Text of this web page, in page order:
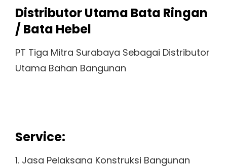
Distributor Utama Bata Ringan
/ Bata Hebel
PT Tiga Mitra Surabaya Sebagai Distributor
Utama Bahan Bangunan
Service:
1. Jasa Pelaksana Konstruksi Bangunan